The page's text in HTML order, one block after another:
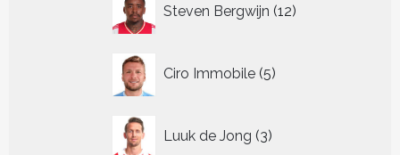
Steven Bergwijn 12
producten
Ciro Immobile 5
producten
Luuk de Jong 3
producten